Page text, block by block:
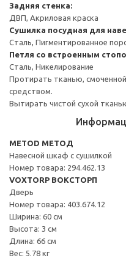
Задняя стенка:
ДВП, Акриловая краска
Сушилка посудная для
Сталь, Пигментированное
Петля со встроенным
Сталь, Никелирование
Протирать тканью,
средством.
Вытирать чистой сухой
METOD МЕТОД
Навесной шкаф с сушилкой
Номер товара: 294.462.13
VOXTORP ВОКСТОРП
Дверь
Номер товара: 403.674.12
Ширина: 60 см
Высота: 3 см
Длина: 66 см
Вес: 5.78 кг